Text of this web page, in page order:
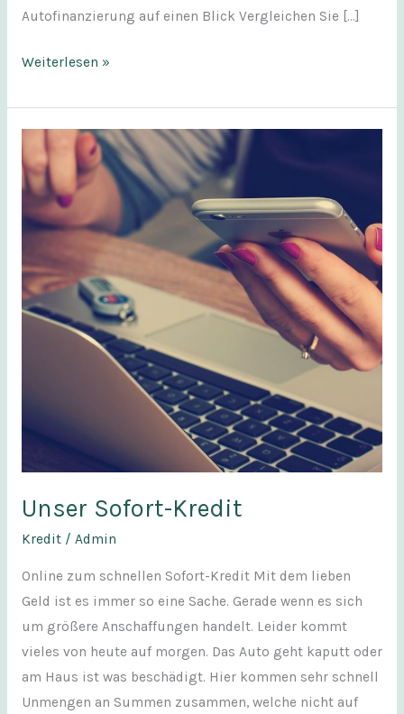
Autofinanzierung auf einen Blick Vergleichen Sie […]
Weiterlesen »
Unser Sofort-Kredit
Kredit/ Admin
Online zum schnellen Sofort-Kredit Mit dem lieben
Geld ist es immer so eine Sache. Gerade wenn es sich
um größere Anschaffungen handelt. Leider kommt
vieles von heute auf morgen. Das Auto geht kaputt oder
am Haus ist was beschädigt. Hier kommen sehr schnell
Unmengen an Summen zusammen, welche nicht auf
Unser
Sofort-
Kredit